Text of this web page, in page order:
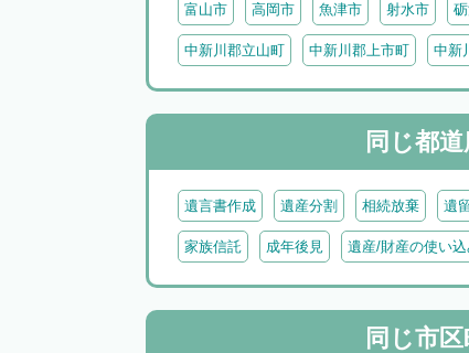
富山市 高岡市 魚津市 射水市
中新川郡立山町 中新川郡上市町 中新
同じ都
遺言書作成 遺産分割 相続放棄 遺
家族信託 成年後見 遺産/財産の使い
同じ市